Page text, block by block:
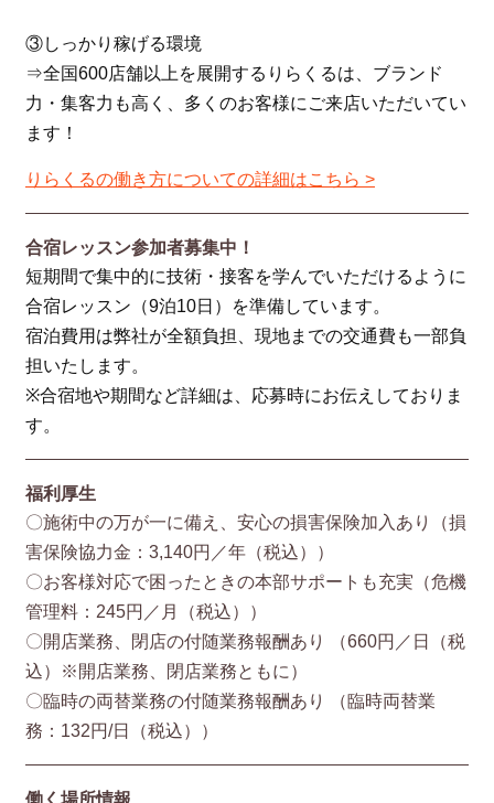
③しっかり稼げる環境
⇒全国600店舗以上を展開するりらくるは、ブランド
力・集客力も高く、多くのお客様にご来店いただいてい
ます！
りらくるの働き方についての詳細はこちら >
合宿レッスン参加者募集中！
短期間で集中的に技術・接客を学んでいただけるように
合宿レッスン（9泊10日）を準備しています。
宿泊費用は弊社が全額負担、現地までの交通費も一部負
担いたします。
※合宿地や期間など詳細は、応募時にお伝えしておりま
す。
福利厚生
〇施術中の万が一に備え、安心の損害保険加入あり（損
害保険協⼒⾦：3,140円／年（税込））
〇お客様対応で困ったときの本部サポートも充実（危機
管理料：245円／月（税込））
〇開店業務、閉店の付随業務報酬あり （660円／⽇（税
込）※開店業務、閉店業務ともに）
〇臨時の両替業務の付随業務報酬あり （臨時両替業
務：132円/⽇（税込））
働く場所情報